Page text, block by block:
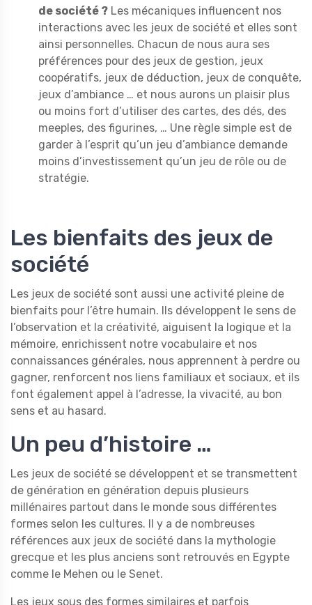
de société ? Les mécaniques influencent nos
interactions avec les jeux de société et elles sont
ainsi personnelles. Chacun de nous aura ses
préférences pour des jeux de gestion, jeux
coopératifs, jeux de déduction, jeux de conquête,
jeux d’ambiance … et nous aurons un plaisir plus
ou moins fort d’utiliser des cartes, des dés, des
meeples, des figurines, … Une règle simple est de
garder à l’esprit qu’un jeu d’ambiance demande
moins d’investissement qu’un jeu de rôle ou de
stratégie.
Les bienfaits des jeux de
société
Les jeux de société sont aussi une activité pleine de
bienfaits pour l’être humain. Ils développent le sens de
l’observation et la créativité, aiguisent la logique et la
mémoire, enrichissent notre vocabulaire et nos
connaissances générales, nous apprennent à perdre ou
gagner, renforcent nos liens familiaux et sociaux, et ils
font également appel à l’adresse, la vivacité, au bon
sens et au hasard.
Un peu d’histoire …
Les jeux de société se développent et se transmettent
de génération en génération depuis plusieurs
millénaires partout dans le monde sous différentes
formes selon les cultures. Il y a de nombreuses
références aux jeux de société dans la mythologie
grecque et les plus anciens sont retrouvés en Egypte
comme le Mehen ou le Senet.
Les jeux sous des formes similaires et parfois